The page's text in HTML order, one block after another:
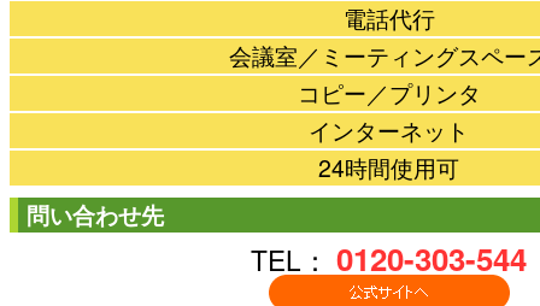
電話代行
会議室／ミーティングスペー
コピー／プリンタ
インターネット
24時間使用可
問い合わせ先
TEL： 0120-303-544